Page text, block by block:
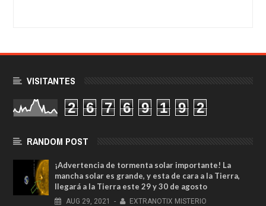
VISITANTES
2 6 7 6 9 1 9 2
RANDOM POST
¡Advertencia de tormenta solar importante! La
mancha solar es grande, y esta de cara a la Tierra,
llegará a la Tierra este 29 y 30 de agosto
AUG 29, 2021 - EXTRANOTIX MISTERIO